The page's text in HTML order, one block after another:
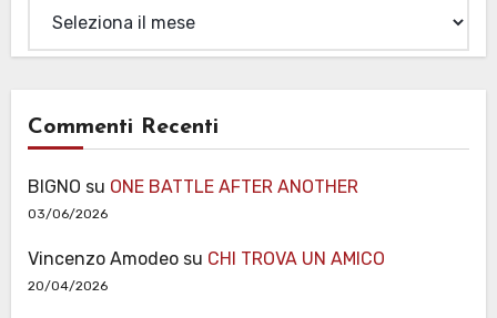
Commenti Recenti
BIGNO su ONE BATTLE AFTER ANOTHER
03/06/2026
Vincenzo Amodeosu CHI TROVA UN AMICO
20/04/2026